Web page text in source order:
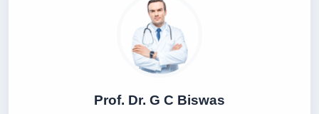
Prof. Dr. G C Biswas